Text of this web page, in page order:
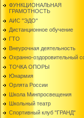
ФУНКЦИОНАЛЬНАЯ
ГРАМОТНОСТЬ
АИС "ЭДО"
Дистанционное обучение
ГТО
Внеурочная деятельность
Охранно-оздоровительный
ТОЧКА ОПОРЫ
Юнармия
Орлята России
Школа Минпросвещения
Школьный театр
Спортивный клуб "ГРАНД"